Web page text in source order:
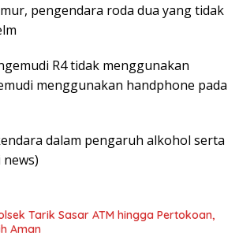
pengendara roda dua yang tidak
R4 tidak menggunakan
menggunakan handphone pada
dalam pengaruh alkohol serta
news)
Tarik Sasar ATM hingga Pertokoan,
Aman